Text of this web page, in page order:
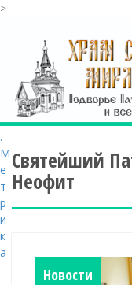
>
c
o
n
t
e
n
t
Святейший
Неофит
Новости